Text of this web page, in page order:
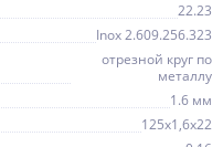
22.23
Inox 2.609.256.323
отрезной круг по
металлу
1.6 мм
125х1,6х22